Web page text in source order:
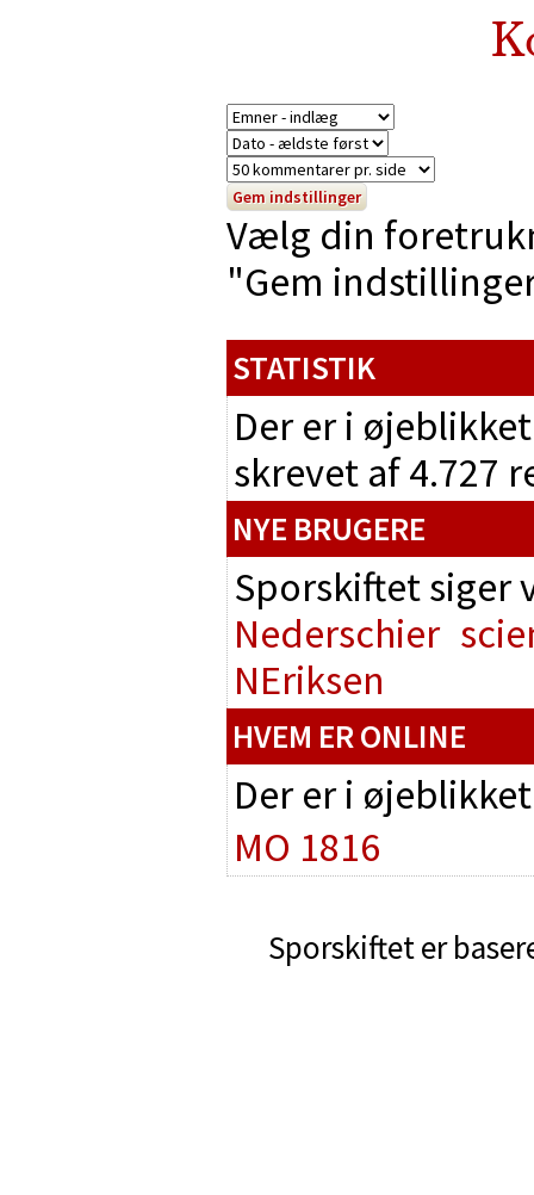
Vælg din
"Gem
STATISTIK
Der er i
skrevet af 4.727
NYE BRUGERE
Sporskiftet
Nederschier
NEriksen
HVEM ER ONLINE
Der er i
MO 1816
Sporskiftet er